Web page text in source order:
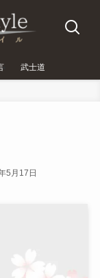
武士道
5月17日